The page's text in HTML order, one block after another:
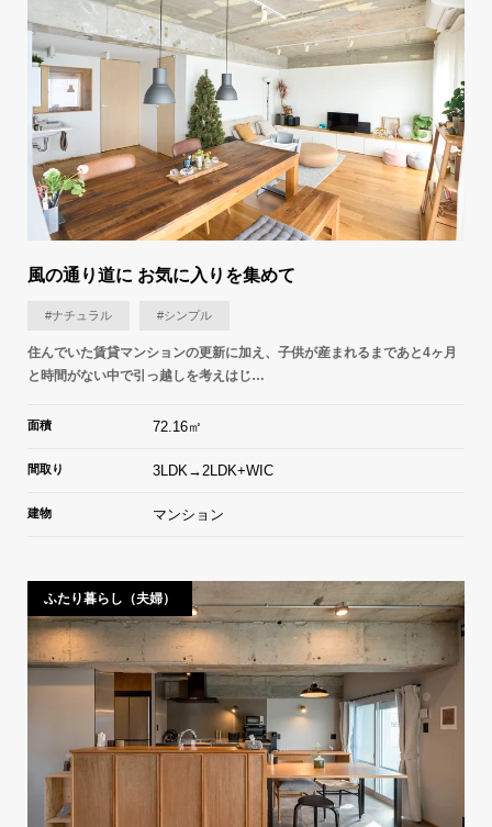
風の通り道に お気に入りを集めて
#ナチュラル #シンプル
住んでいた賃貸マンションの更新に加え、子供が産まれるまであと4ヶ月
と時間がない中で引っ越しを考えはじ…
面積 72.16㎡
間取り 3LDK→2LDK+WIC
建物 マンション
ふたり暮らし（夫婦）